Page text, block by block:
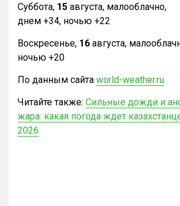
Суббота, 15 августа, малооблачно,
днем +34, ночью +22
Воскресенье, 16 августа,
ночью +20
По данным сайта world-weather.ru
Читайте также: Сильные дожди и
жара: какая погода ждет
2026